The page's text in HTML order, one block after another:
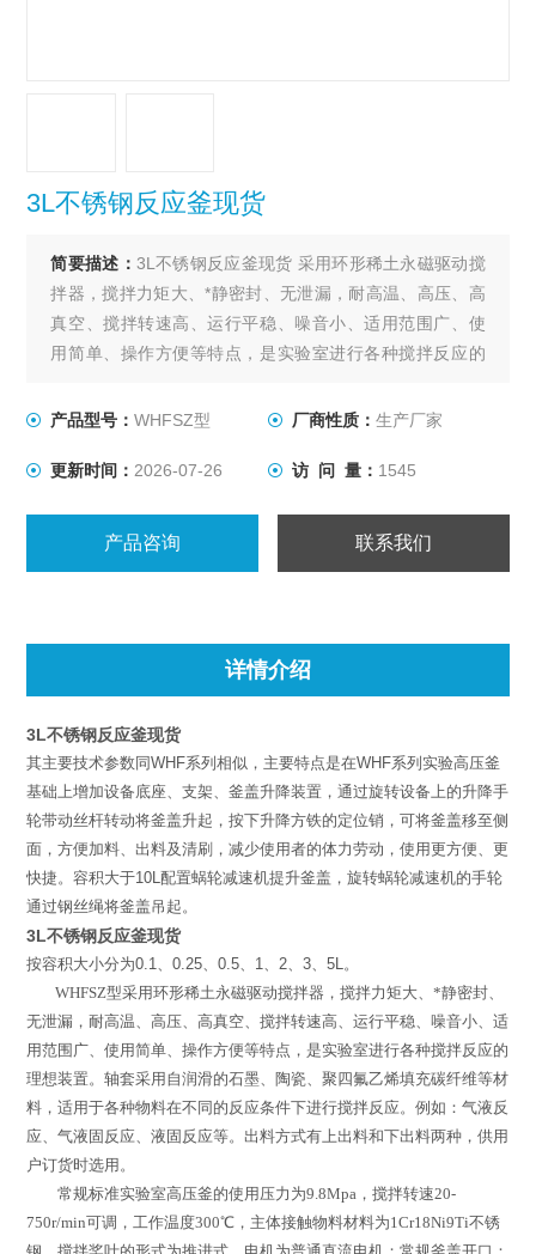
3L不锈钢反应釜现货
简要描述： 3L不锈钢反应釜现货 采用环形稀土永磁驱动搅
拌器，搅拌力矩大、*静密封、无泄漏，耐高温、高压、高
真空、搅拌转速高、运行平稳、噪音小、适用范围广、使
用简单、操作方便等特点，是实验室进行各种搅拌反应的
产品型号：WHFSZ型 厂商性质： 生产厂家
更新时间： 2026-07-26 访 问 量： 1545
产品咨询 联系我们
详情介绍
3L不锈钢反应釜现货
其主要技术参数同WHF系列相似，主要特点是在WHF系列实验高压釜
基础上增加设备底座、支架、釜盖升降装置，通过旋转设备上的升降手
轮带动丝杆转动将釜盖升起，按下升降方铁的定位销，可将釜盖移至侧
面，方便加料、出料及清刷，减少使用者的体力劳动，使用更方便、更
快捷。容积大于10L配置蜗轮减速机提升釜盖，旋转蜗轮减速机的手轮
通过钢丝绳将釜盖吊起。
3L不锈钢反应釜现货
按容积大小分为0.1、0.25、0.5、 1、2、3、5L。
WHFSZ型采用环形稀土永磁驱动搅拌器，搅拌力矩大、*静密封、
无泄漏，耐高温、高压、高真空、搅拌转速高、运行平稳、噪音小、适
用范围广、使用简单、操作方便等特点，是实验室进行各种搅拌反应的
理想装置。轴套采用自润滑的石墨、陶瓷、聚四氟乙烯填充碳纤维等材
料，适用于各种物料在不同的反应条件下进行搅拌反应。例如：气液反
应、气液固反应、液固反应等。出料方式有上出料和下出料两种，供用
户订货时选用。
常规标准实验室高压釜的使用压力为9.8Mpa ，搅拌转速20-
750r/min 可调，工作温度300℃ ，主体接触物料材料为1Cr18Ni9Ti不锈